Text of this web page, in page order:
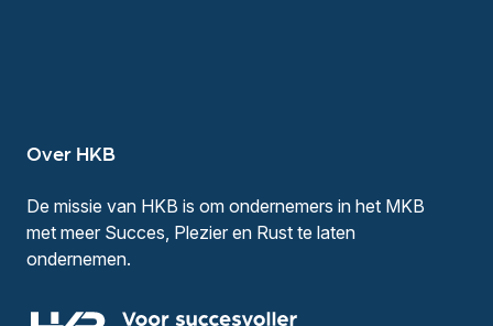
Over HKB
De missie van HKB is om ondernemers in het MKB
met meer Succes, Plezier en Rust te laten
ondernemen.